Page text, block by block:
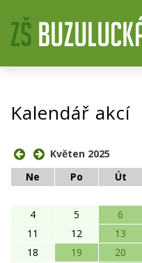
Kalendář akcí
Květen 2025
Ne
Po Út
4
5 6
11
12 13
18
19 20